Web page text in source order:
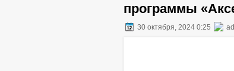
программы
30 октября, 2024 0:25